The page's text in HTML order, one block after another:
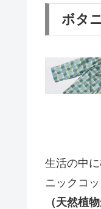
ボタ
生活の中
ニックコ
（天然植